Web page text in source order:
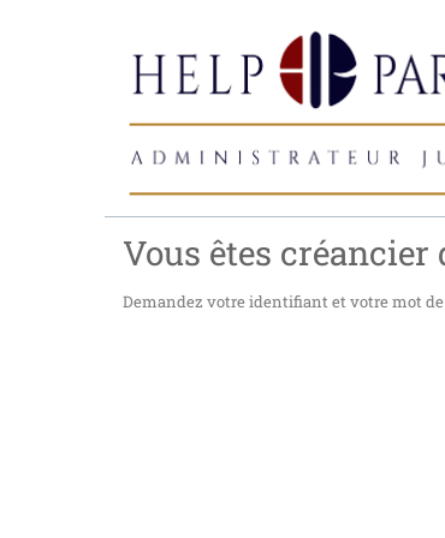
Vous êtes
Demandez votre identifiant et votre mot